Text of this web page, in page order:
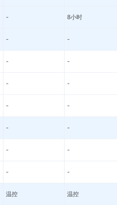
- 8小时
- -
- -
- -
- -
- -
- -
- -
温控 温控